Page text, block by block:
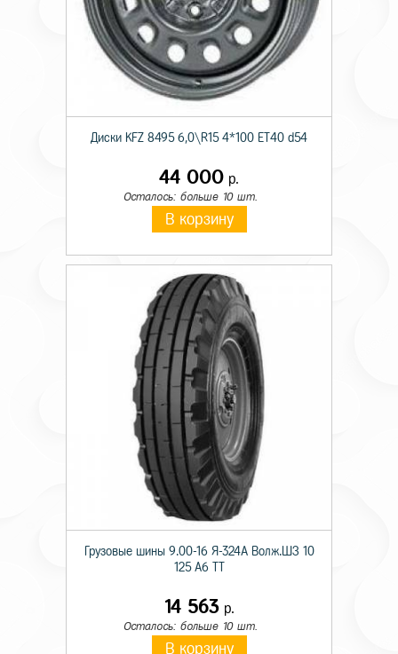
Диски KFZ 8495 6,0\R15 4*100 ET40 d54
44 000 р.
Осталось: больше 10 шт.
В корзину
Грузовые шины 9.00-16 Я-324А Волж.ШЗ 10
125 A6 TT
14 563р.
Осталось: больше 10 шт.
В корзину